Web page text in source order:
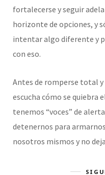
fortalecerse y seguir
horizonte de opciones, y
intentar algo diferente y
con eso.
Antes de romperse total
escucha cómo se quiebra
tenemos “voces” de
detenernos para
nosotros mismos y no